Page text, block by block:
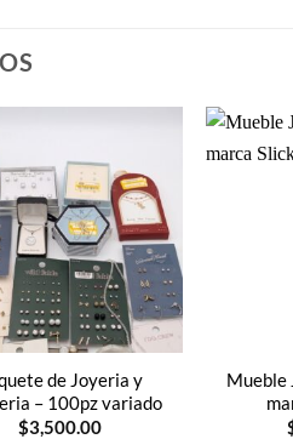
de Joyeria y
– 100pz variado
$3,500.00
Mueble